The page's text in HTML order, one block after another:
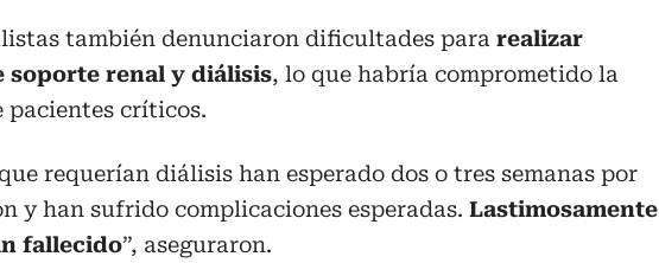
también denunciaron dificultades para realizar
soporte renal y diálisis, lo que habría comprometido la
pacientes críticos.
requerían diálisis han esperado dos o tres semanas por
y han sufrido complicaciones esperadas. Lastimosamente
fallecido”, aseguraron.